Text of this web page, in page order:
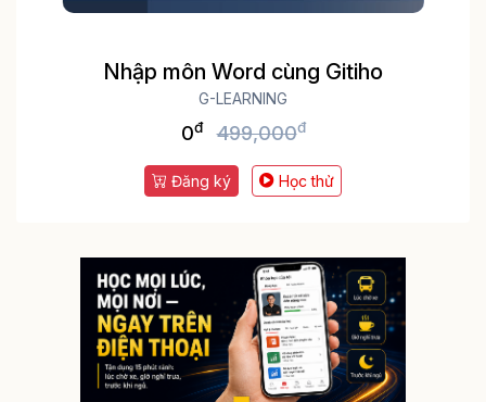
Nhập môn Word cùng Gitiho
G-LEARNING
0đ 499,000đ
Đăng ký Học thử